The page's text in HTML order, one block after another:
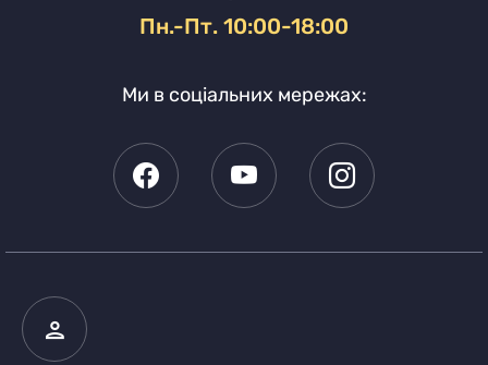
Пн.-Пт. 10:00-18:00
Ми в соціальних мережах: